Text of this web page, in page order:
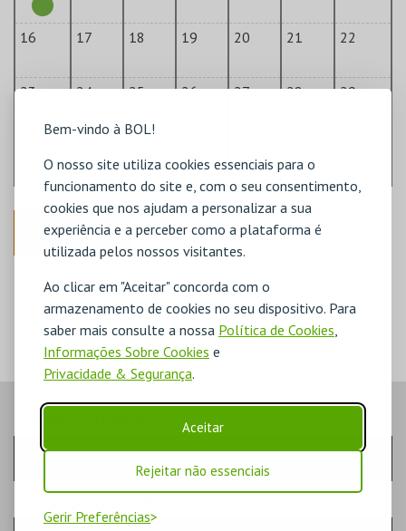
Bem-vindo à BOL!
O nosso site utiliza cookies essenciais para o
funcionamento do site e, com o seu consentimento,
cookies que nos ajudam a personalizar a sua
experiência e a perceber como a plataforma é
utilizada pelos nossos visitantes.
Ao clicar em "Aceitar" concorda com o
armazenamento de cookies no seu dispositivo. Para
saber mais consulte a nossa Política de Cookies
Informações Sobre Cookies e
Privacidade & Segurança.
Aceitar
Rejeitar não essenciais
Gerir Preferências
16 17 18 19 20 21 22
23 24 25 26 27 28 29
ANTERIOR
POUCO DISPONÍVEL
ESGOTADO
Escolha a sessão pretendida